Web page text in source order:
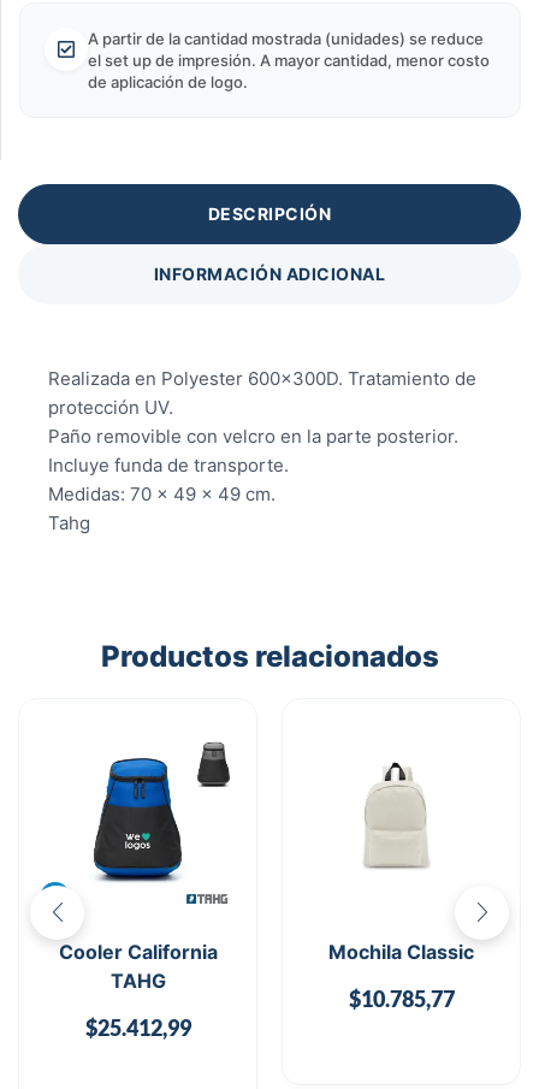
A partir de la cantidad mostrada (unidades) se reduce
el set up de impresión. A mayor cantidad, menor costo
de aplicación de logo.
DESCRIPCIÓN
INFORMACIÓN ADICIONAL
Realizada en Polyester 600x300D. Tratamiento de
protección UV.
Paño removible con velcro en la parte posterior.
Incluye funda de transporte.
Medidas: 70 x 49 x 49 cm.
Tahg
Productos relacionados
Cooler California
TAHG
$25.412,99
Mochila Classic
$10.785,77